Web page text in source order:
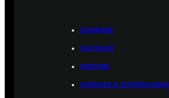
ÉCONOMIE
POLITIQUE
HISTOIRE
SCIENCES & TECHNOLOGIES